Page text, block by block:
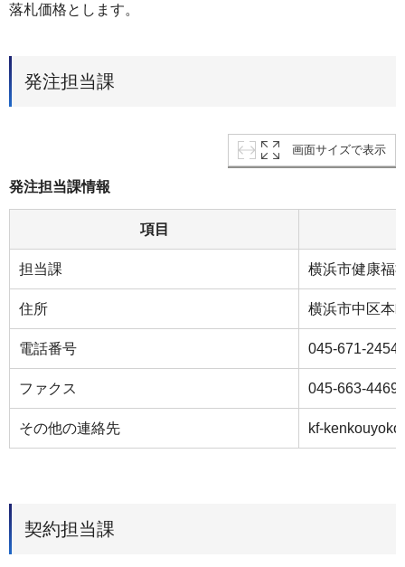
落札価格とします。
発注担当課
画面サイズで表示
発注担当課情報
項目
担当課 横浜市健康福
住所 横浜市中区本
電話番号 045-671-2454
ファクス 045-663-4469
その他の連絡先 kf-
契約担当課